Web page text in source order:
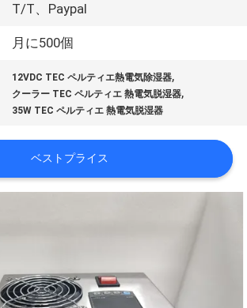
T/T、Paypal
月に500個
12VDC TEC ペルティエ熱電気除湿器,
クーラー TEC ペルティエ 熱電気脱湿器,
35W TEC ペルティエ 熱電気脱湿器
ベストプライス